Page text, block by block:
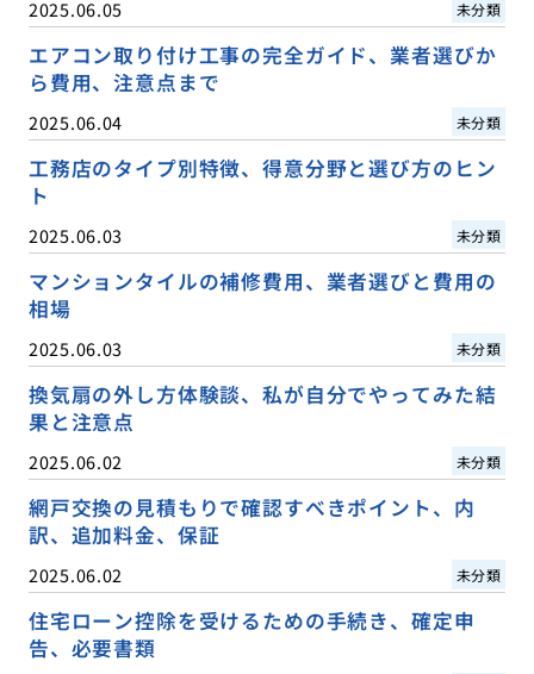
2025.06.05 未分類
エアコン取り付け工事の完全ガイド、業者選びか
ら費用、注意点まで
2025.06.04 未分類
工務店のタイプ別特徴、得意分野と選び方のヒン
ト
2025.06.03 未分類
マンションタイルの補修費用、業者選びと費用の
相場
2025.06.03 未分類
換気扇の外し方体験談、私が自分でやってみた結
果と注意点
2025.06.02 未分類
網戸交換の見積もりで確認すべきポイント、内
訳、追加料金、保証
2025.06.02 未分類
住宅ローン控除を受けるための手続き、確定申
告、必要書類